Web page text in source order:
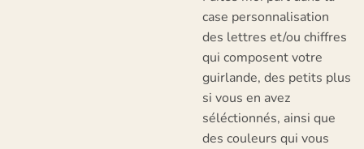
case personnalisation
des lettres et/ou chiffres
qui composent votre
guirlande, des petits plus
si vous en avez
séléctionnés, ainsi que
des couleurs qui vous